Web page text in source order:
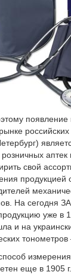
появление
аптек
свой
продукцией
На сегодня
уже в
и на
еще в 1905